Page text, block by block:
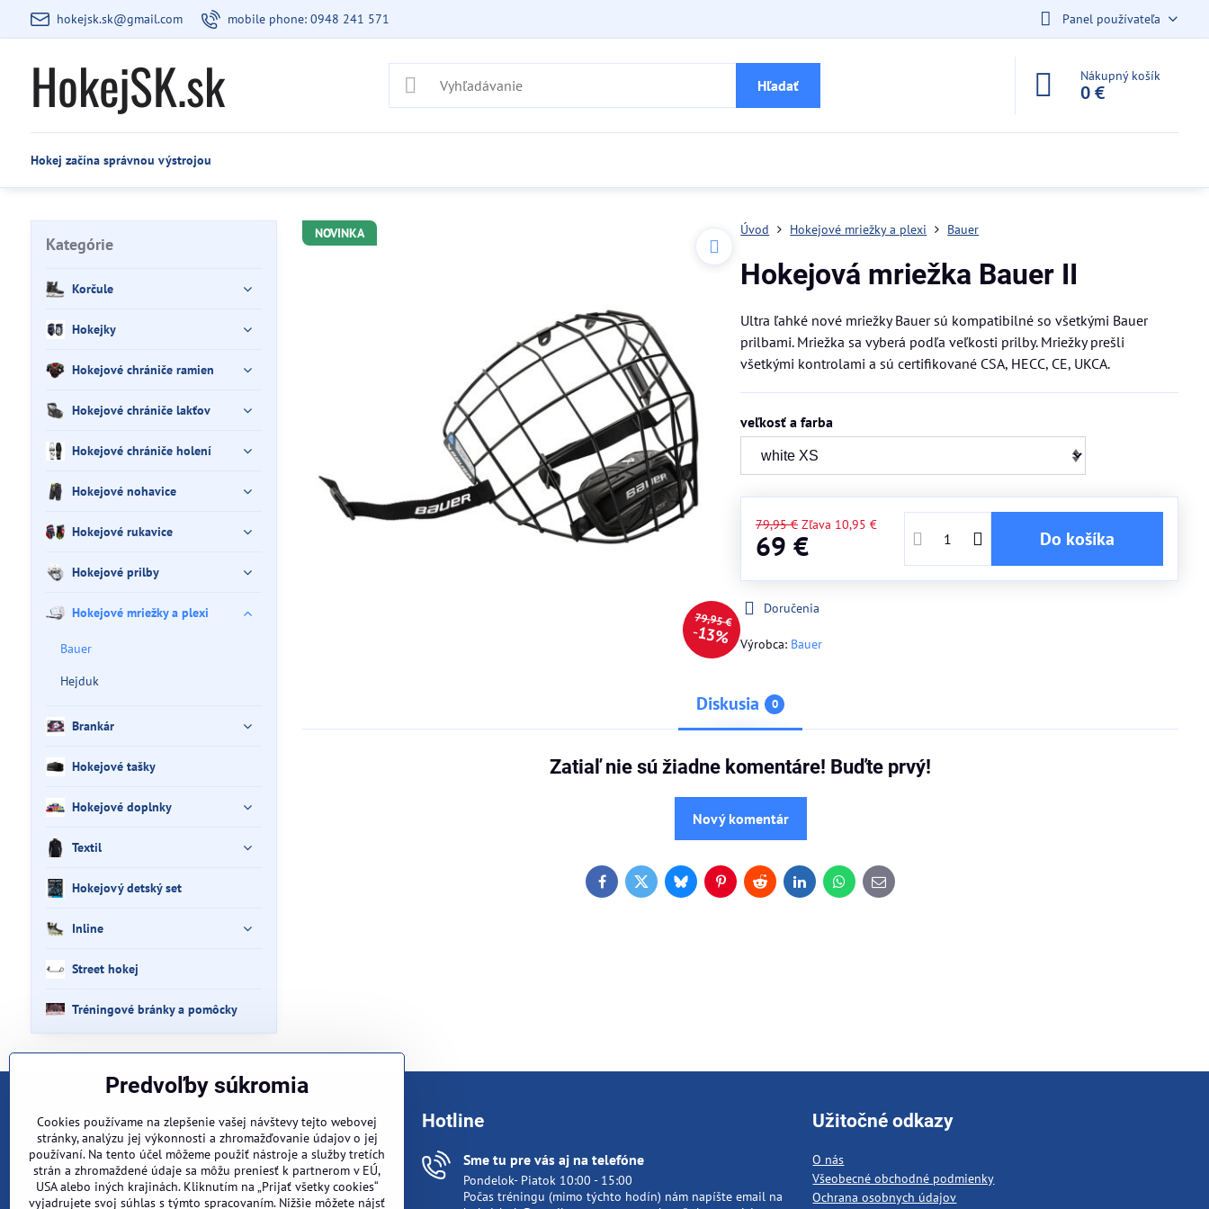
hokejsk.sk@gmail.com mobile phone: 0948 241 571 Panel používateľa
HokejSK.sk Hľadať
Nákupný košík
0 €
Hokej začína správnou výstrojou
NOVINKA
79,95 €
13%
Úvod Hokejové mriežky a plexi Bauer
Hokejová mriežka Bauer II
Ultra ľahké nové mriežky Bauer sú kompatibilné so všetkými Bauer
prilbami. Mriežka sa vyberá podľa veľkosti prilby. Mriežky prešli
všetkými kontrolami a sú certifikované CSA, HECC, CE, UKCA.
veľkosť a farba
79,95 € Zľava 10,95 €
69 € Do košíka
Doručenia
Výrobca: Bauer
Diskusia 0
Zatiaľ nie sú žiadne komentáre! Buďte prvý!
Nový komentár
FacebookTwitterBlueskyPinterestRedditLinkedInWhatsApp
E-
mail
Kategórie
Korčule
Hokejky
Hokejové chrániče ramien
Hokejové chrániče lakťov
Hokejové chrániče holení
Hokejové nohavice
Hokejové rukavice
Hokejové prilby
Hokejové mriežky a plexi
Bauer
Hejduk
Brankár
Hokejové tašky
Hokejové doplnky
Textil
Hokejový detský set
Inline
Street hokej
Tréningové bránky a pomôcky
Kontakt
Kde nás nájdete ?
Pod kopcom 30
940 02 Nové Zámky
Hotline
Sme tu pre vás aj na telefóne
Pondelok- Piatok 10:00 - 15:00
Počas tréningu (mimo týchto hodín) nám napíšte email na
Užitočné odkazy
O nás
Všeobecné obchodné podmienky
Ochrana osobnych údajov
Predvoľby súkromia
Cookies používame na zlepšenie vašej návštevy tejto webovej
stránky, analýzu jej výkonnosti a zhromažďovanie údajov o jej
používaní. Na tento účel môžeme použiť nástroje a služby tretích
strán a zhromaždené údaje sa môžu preniesť k partnerom v EÚ,
USA alebo iných krajinách. Kliknutím na „Prijať všetky cookies“
vyjadrujete svoj súhlas s týmto spracovaním. Nižšie môžete nájsť